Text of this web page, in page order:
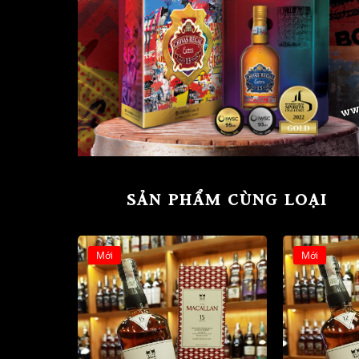
SẢN PHẨM CÙNG LOẠI
Mới Mới